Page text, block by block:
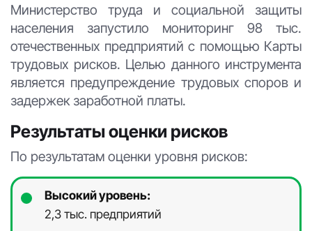
Министерство труда и социальной защиты
населения запустило мониторинг 98 тыс.
отечественных предприятий с помощью Карты
трудовых рисков. Целью данного инструмента
является предупреждение трудовых споров и
задержек заработной платы.
Результаты оценки рисков
По результатам оценки уровня рисков:
Высокий уровень:
2,3 тыс. предприятий